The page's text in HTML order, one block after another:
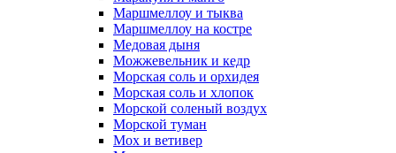
Маршмеллоу и тыква
Маршмеллоу на костре
Медовая дыня
Можжевельник и кедр
Морская соль и орхидея
Морская соль и хлопок
Морской соленый воздух
Морской туман
Мох и ветивер